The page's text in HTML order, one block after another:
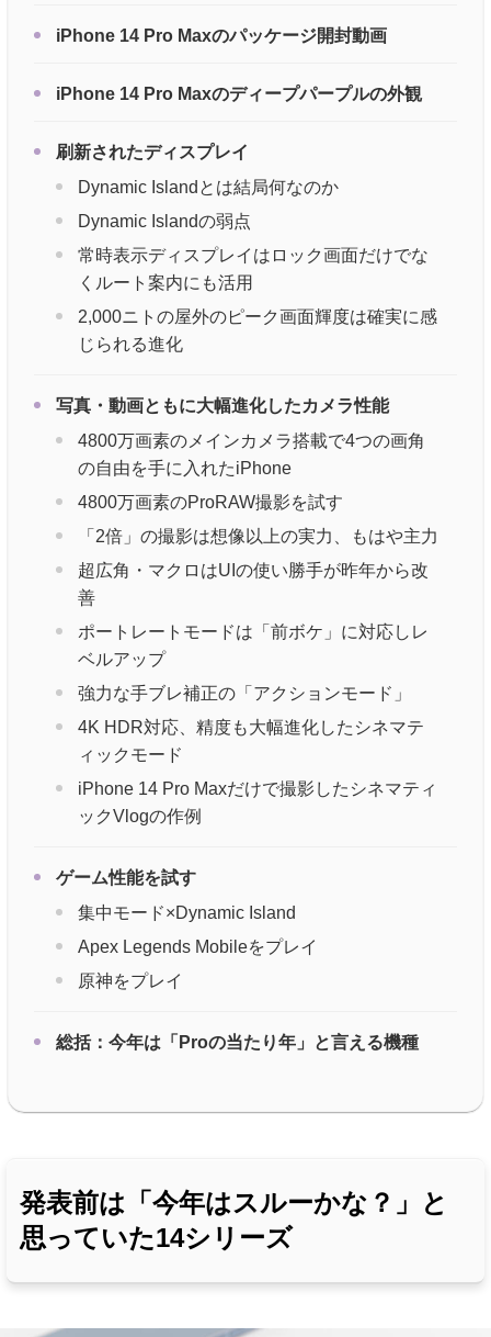
iPhone 14 Pro Maxのパッケージ開封動画
iPhone 14 Pro Maxのディープパープルの外観
刷新されたディスプレイ
Dynamic Islandとは結局何なのか
Dynamic Islandの弱点
常時表示ディスプレイはロック画面だけでな
くルート案内にも活用
2,000ニトの屋外のピーク画面輝度は確実に感
じられる進化
写真・動画ともに大幅進化したカメラ性能
4800万画素のメインカメラ搭載で4つの画角
の自由を手に入れたiPhone
4800万画素のProRAW撮影を試す
「2倍」の撮影は想像以上の実力、もはや主力
超広角・マクロはUIの使い勝手が昨年から改
善
ポートレートモードは「前ボケ」に対応しレ
ベルアップ
強力な手ブレ補正の「アクションモード」
4K HDR対応、精度も大幅進化したシネマテ
ィックモード
iPhone 14 Pro Maxだけで撮影したシネマティ
ックVlogの作例
ゲーム性能を試す
集中モード×Dynamic Island
Apex Legends Mobileをプレイ
原神をプレイ
総括：今年は「Proの当たり年」と言える機種
発表前は「今年はスルーかな？」と
思っていた14シリーズ